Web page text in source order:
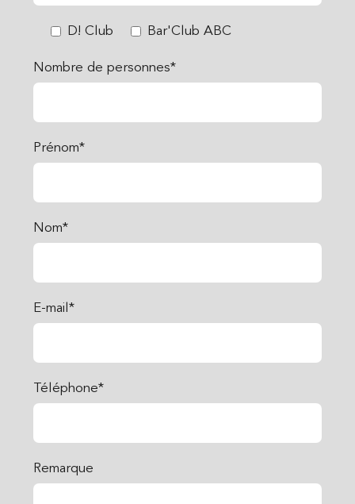
D! Club Bar'Club ABC
Nombre de personnes*
Prénom*
Nom*
E-mail*
Téléphone*
Remarque